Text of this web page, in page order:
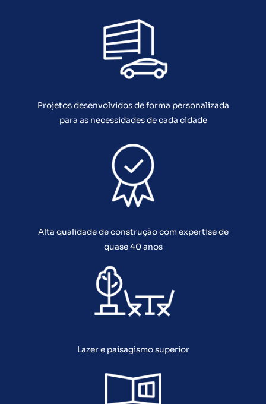
Projetos desenvolvidos de forma personalizada
para as necessidades de cada cidade
Alta qualidade de construção com expertise de
quase 40 anos
Lazer e paisagismo superior